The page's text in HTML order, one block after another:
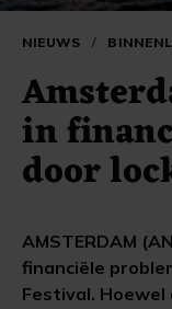
NIEUWS /
in
door
AMSTERDAM
financiële
Festival.